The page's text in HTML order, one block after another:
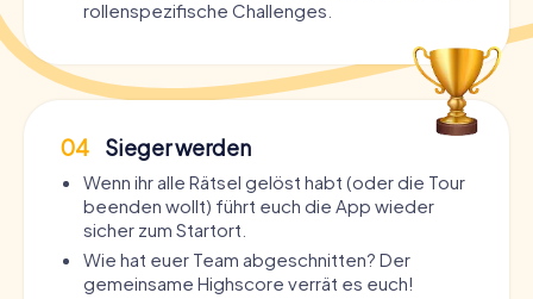
rollenspezifische Challenges.
04 Sieger werden
Wenn ihr alle Rätsel gelöst habt (oder die Tour
beenden wollt) führt euch die App wieder
sicher zum Startort.
Wie hat euer Team abgeschnitten? Der
gemeinsame Highscore verrät es euch!